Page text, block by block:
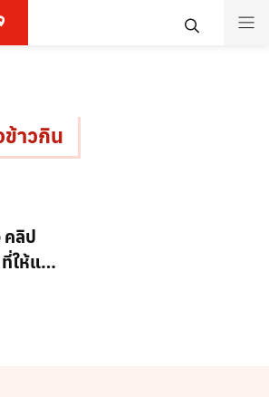
าวกิน
คลิป
ให้แง่
คย